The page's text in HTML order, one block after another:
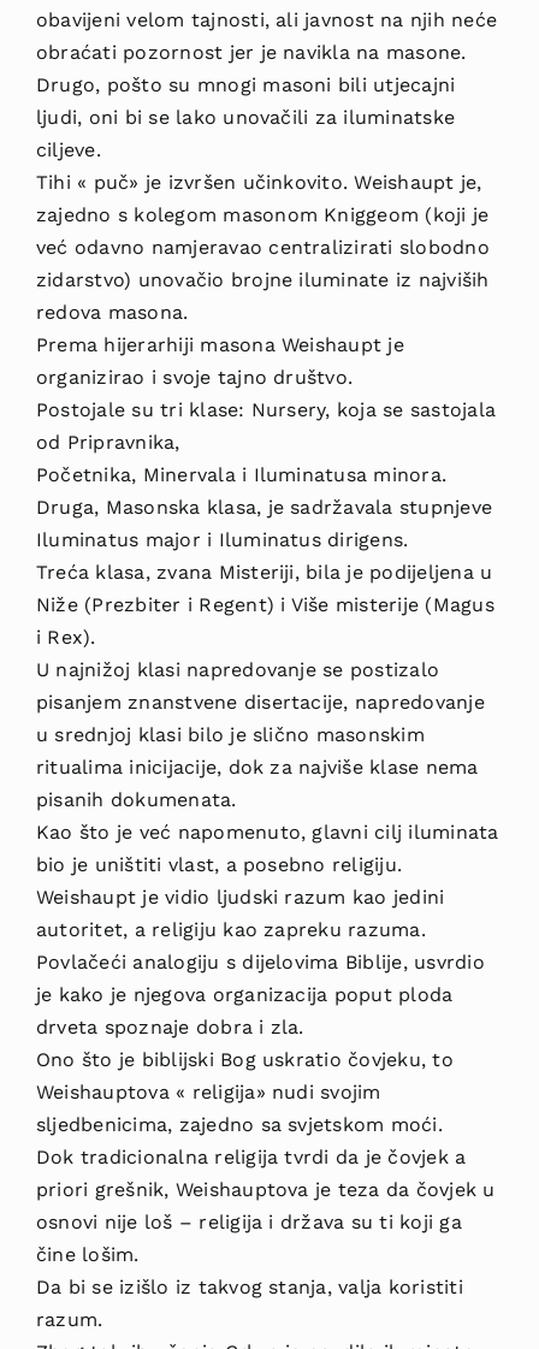
obavijeni velom tajnosti, ali javnost na njih neće
obraćati pozornost jer je navikla na masone.
Drugo, pošto su mnogi masoni bili utjecajni
ljudi, oni bi se lako unovačili za iluminatske
ciljeve.
Tihi « puč» je izvršen učinkovito. Weishaupt je,
zajedno s kolegom masonom Kniggeom (koji je
već odavno namjeravao centralizirati slobodno
zidarstvo) unovačio brojne iluminate iz najviših
redova masona.
Prema hijerarhiji masona Weishaupt je
organizirao i svoje tajno društvo.
Postojale su tri klase: Nursery, koja se sastojala
od Pripravnika,
Početnika, Minervala i Iluminatusa minora.
Druga, Masonska klasa, je sadržavala stupnjeve
Iluminatus major i Iluminatus dirigens.
Treća klasa, zvana Misteriji, bila je podijeljena u
Niže (Prezbiter i Regent) i Više misterije (Magus
i Rex).
U najnižoj klasi napredovanje se postizalo
pisanjem znanstvene disertacije, napredovanje
u srednjoj klasi bilo je slično masonskim
ritualima inicijacije, dok za najviše klase nema
pisanih dokumenata.
Kao što je već napomenuto, glavni cilj iluminata
bio je uništiti vlast, a posebno religiju.
Weishaupt je vidio ljudski razum kao jedini
autoritet, a religiju kao zapreku razuma.
Povlačeći analogiju s dijelovima Biblije, usvrdio
je kako je njegova organizacija poput ploda
drveta spoznaje dobra i zla.
Ono što je biblijski Bog uskratio čovjeku, to
Weishauptova « religija» nudi svojim
sljedbenicima, zajedno sa svjetskom moći.
Dok tradicionalna religija tvrdi da je čovjek a
priori grešnik, Weishauptova je teza da čovjek u
osnovi nije loš – religija i država su ti koji ga
čine lošim.
Da bi se izišlo iz takvog stanja, valja koristiti
razum.